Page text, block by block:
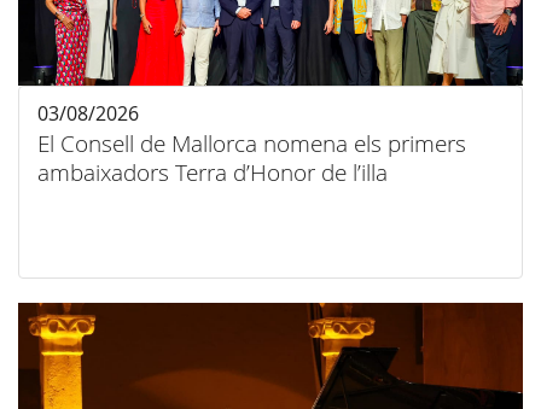
El Consell de Mallorca nomena els primers
ambaixadors Terra d’Honor de l’illa
03/08/2026